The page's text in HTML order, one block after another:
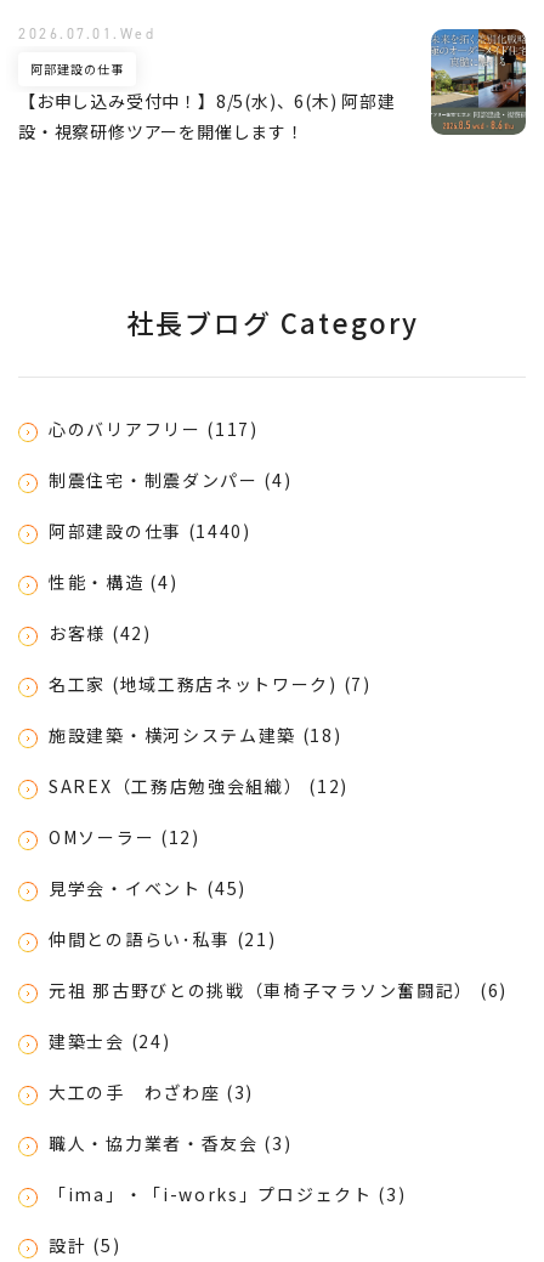
【お申し込み受付中！】8/5(水)、6(木) 阿部建
設・視察研修ツアーを開催します！
阿部建設の仕事
2026.07.01.Wed
社長ブログ Category
心のバリアフリー (117)
制震住宅・制震ダンパー (4)
阿部建設の仕事 (1440)
性能・構造 (4)
お客様 (42)
名工家 (地域工務店ネットワーク) (7)
施設建築・横河システム建築 (18)
SAREX（工務店勉強会組織） (12)
OMソーラー (12)
見学会・イベント (45)
仲間との語らい･私事 (21)
元祖 那古野びとの挑戦（車椅子マラソン奮闘記） (6)
建築士会 (24)
大工の手 わざわ座 (3)
職人・協力業者・香友会 (3)
「ima」・「i-works」プロジェクト (3)
設計 (5)